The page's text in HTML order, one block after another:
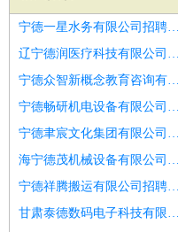
宁德一星水务有限公司招聘低压电工
辽宁德润医疗科技有限公司招聘维修电工
宁德众智新概念教育咨询有限公司招聘维修电工
宁德畅研机电设备有限公司招聘水电工
宁德聿宸文化集团有限公司招聘电工
海宁德茂机械设备有限公司招聘月入过万招电工待遇好
宁德祥腾搬运有限公司招聘安丘
甘肃泰德数码电子科技有限公司招聘机修